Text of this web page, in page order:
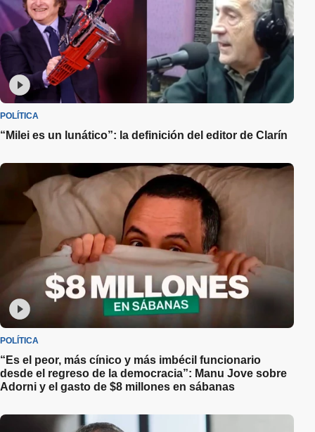
POLÍTICA
“Milei es un lunático”: la definición del editor de Clarín
POLÍTICA
“Es el peor, más cínico y más imbécil funcionario
desde el regreso de la democracia”: Manu Jove sobre
Adorni y el gasto de $8 millones en sábanas